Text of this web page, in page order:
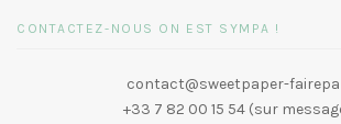
CONTACTEZ-NOUS ON EST SYMPA !
contact@sweetpaper-
+33 7 82 00 15 54 (sur